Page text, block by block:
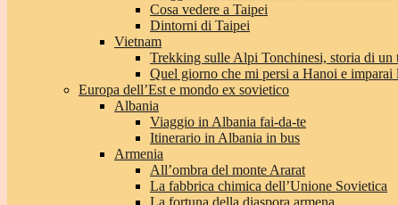
Cosa vedere a Taipei
Dintorni di Taipei
Vietnam
Trekking sulle Alpi Tonchinesi, storia di un
Quel giorno che mi persi a Hanoi e imparai
Europa dell’Est e mondo ex sovietico
Albania
Viaggio in Albania fai-da-te
Itinerario in Albania in bus
Armenia
All’ombra del monte Ararat
La fabbrica chimica dell’Unione Sovietica
La fortuna della diaspora armena